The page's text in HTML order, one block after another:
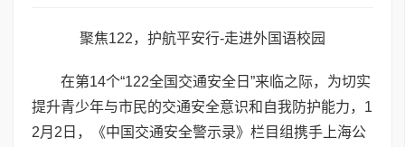
聚焦122，护航平安行-走进外国语校园
在第14个“122全国交通安全日”来临之际，为切实
提升青少年与市民的交通安全意识和自我防护能力，1
2月2日，《中国交通安全警示录》栏目组携手上海公